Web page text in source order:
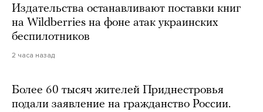
Издательства останавливают поставки книг
на Wildberries на фоне атак украинских
беспилотников
2 часа назад
Более 60 тысяч жителей Приднестровья
подали заявление на гражданство России.